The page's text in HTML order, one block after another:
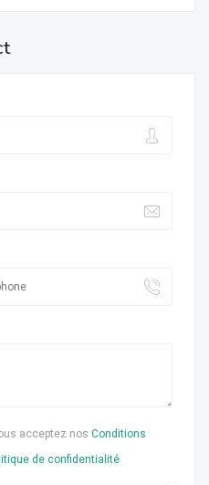
acceptez nos Conditions
de confidentialité